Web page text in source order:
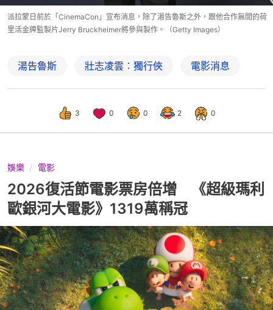
派拉蒙日前於「CinemaCon」宣布消息，除了湯告魯斯之外，跟他合作無間的荷
里活金牌監製片Jerry Bruckheimer將參與製作。（Getty Images）
湯告魯斯 壯志凌雲︰獨行俠 電影消息
3 0 0 2 0
娛樂 電影
2026復活節電影票房倍增 《超級瑪利
歐銀河大電影》1319萬稱冠